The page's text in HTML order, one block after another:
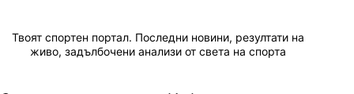
Твоят спортен портал. Последни новини, резултати на
живо, задълбочени анализи от света на спорта